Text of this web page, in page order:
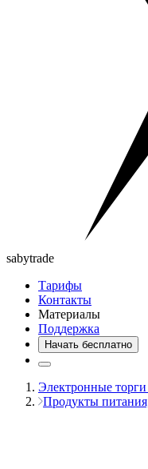
sabytrade
Тарифы
Контакты
Материалы
Поддержка
Начать бесплатно
Электронные
Продукты